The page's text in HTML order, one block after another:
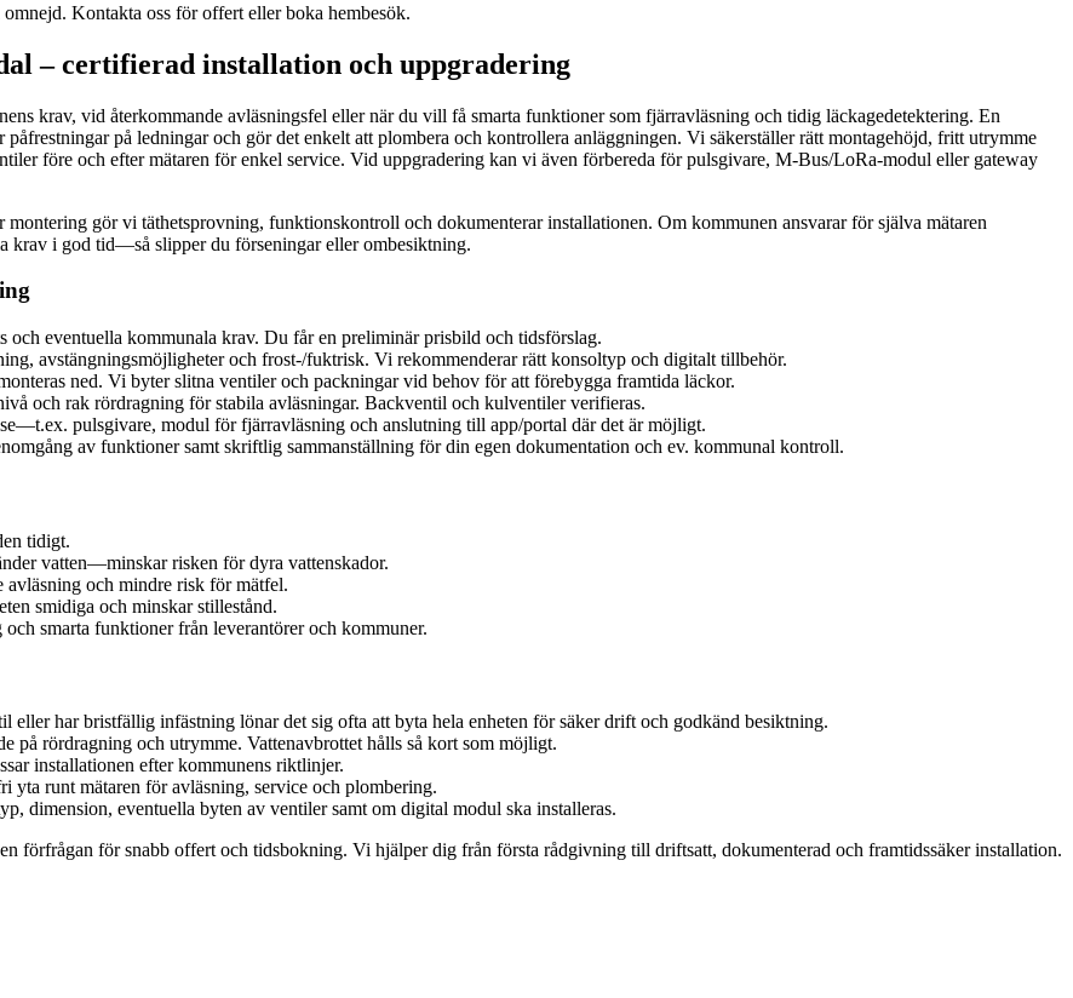
Kontakta oss för offert eller boka hembesök.
– certifierad installation och uppgradering
krav, vid återkommande avläsningsfel eller när du vill få smarta funktioner som fjärravläsning och tidig läckagedetektering. En
på ledningar och gör det enkelt att plombera och kontrollera anläggningen. Vi säkerställer rätt montagehöjd, fritt utrymme
före och efter mätaren för enkel service. Vid uppgradering kan vi även förbereda för pulsgivare, M‑Bus/LoRa-modul eller gateway
gör vi täthetsprovning, funktionskontroll och dokumenterar installationen. Om kommunen ansvarar för själva mätaren
krav i god tid—så slipper du förseningar eller ombesiktning.
eventuella kommunala krav. Du får en preliminär prisbild och tidsförslag.
avstängningsmöjligheter och frost-/fuktrisk. Vi rekommenderar rätt konsoltyp och digitalt tillbehör.
ned. Vi byter slitna ventiler och packningar vid behov för att förebygga framtida läckor.
och rak rördragning för stabila avläsningar. Backventil och kulventiler verifieras.
pulsgivare, modul för fjärravläsning och anslutning till app/portal där det är möjligt.
av funktioner samt skriftlig sammanställning för din egen dokumentation och ev. kommunal kontroll.
tidigt.
vatten—minskar risken för dyra vattenskador.
och mindre risk för mätfel.
smidiga och minskar stillestånd.
smarta funktioner från leverantörer och kommuner.
eller har bristfällig infästning lönar det sig ofta att byta hela enheten för säker drift och godkänd besiktning.
på rördragning och utrymme. Vattenavbrottet hålls så kort som möjligt.
installationen efter kommunens riktlinjer.
yta runt mätaren för avläsning, service och plombering.
dimension, eventuella byten av ventiler samt om digital modul ska installeras.
förfrågan för snabb offert och tidsbokning. Vi hjälper dig från första rådgivning till driftsatt, dokumenterad och framtidssäker installation.